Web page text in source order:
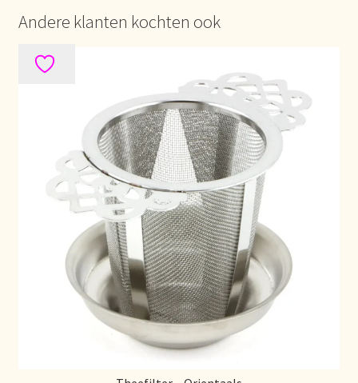
Nuestra visión del té
Online shop
Onlineshop
Onze visie op thee
Ordering and delivery time
Organic certificates
Andere klanten kochten ook